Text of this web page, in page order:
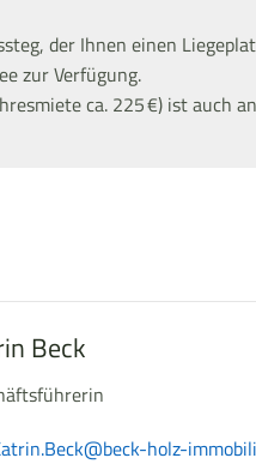
der Ihnen einen
zur Verfügung.
ca. 225 €) ist auch
Beck
holz-